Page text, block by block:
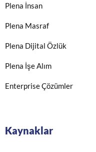
Plena İnsan
Plena Masraf
Plena Dijital Özlük
Plena İşe Alım
Enterprise Çözümler
Kaynaklar